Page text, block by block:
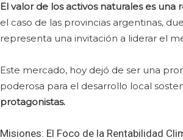
El valor de los activos naturales es
el caso de las provincias argentinas,
representa una invitación a liderar el
Este mercado, hoy dejó de ser una
poderosa para el desarrollo local
protagonistas.
Misiones: El Foco de la Rentabilidad